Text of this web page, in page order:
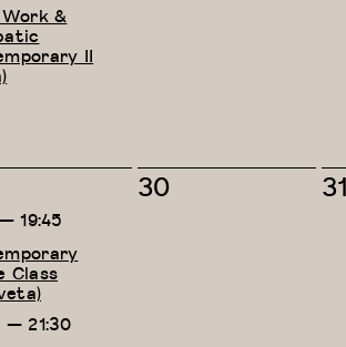
&
II
— 19:45
Class
— 21:30
0
30 0
31